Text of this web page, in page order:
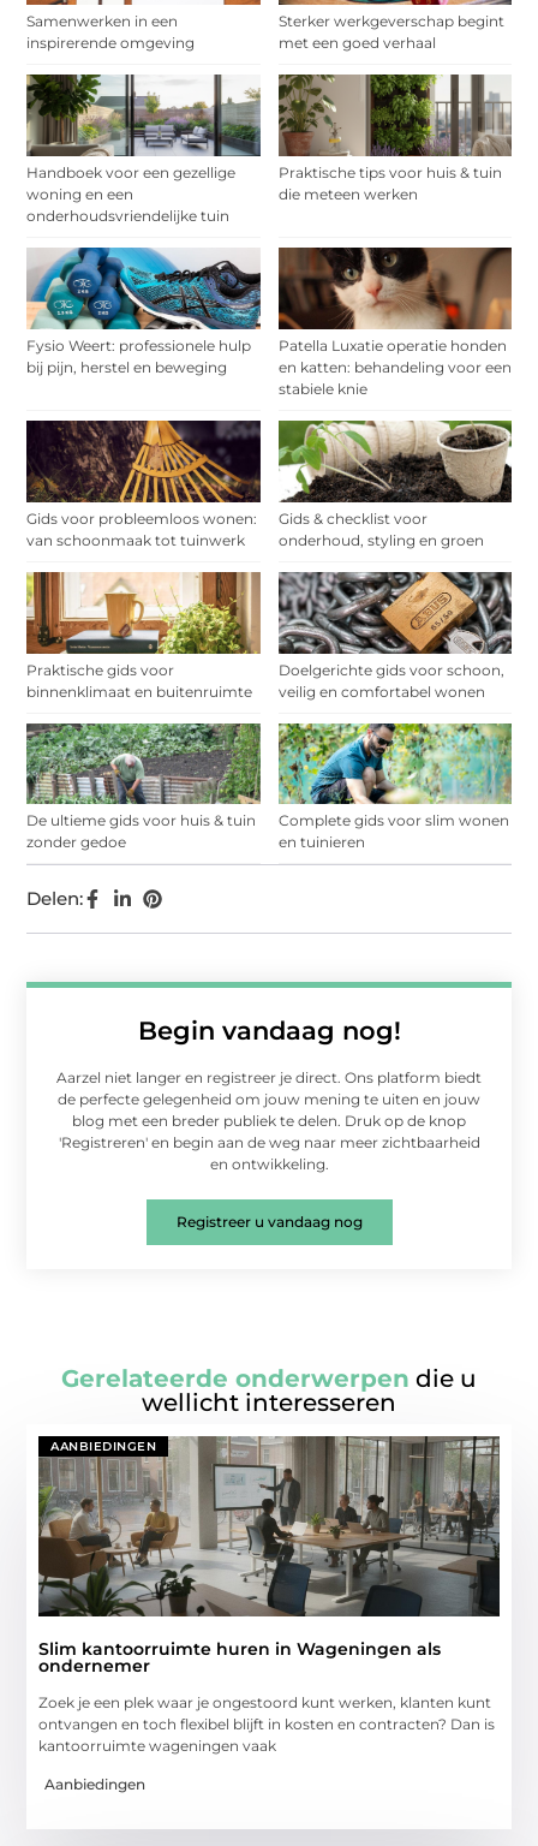
Samenwerken in een
inspirerende omgeving
Sterker werkgeverschap begint
met een goed verhaal
Handboek voor een gezellige
woning en een
onderhoudsvriendelijke tuin
Praktische tips voor huis & tuin
die meteen werken
Fysio Weert: professionele hulp
bij pijn, herstel en beweging
Patella Luxatie operatie honden
en katten: behandeling voor een
stabiele knie
Gids voor probleemloos wonen:
van schoonmaak tot tuinwerk
Gids & checklist voor
onderhoud, styling en groen
Praktische gids voor
binnenklimaat en buitenruimte
Doelgerichte gids voor schoon,
veilig en comfortabel wonen
De ultieme gids voor huis & tuin
zonder gedoe
Complete gids voor slim wonen
en tuinieren
Begin vandaag nog!
Aarzel niet langer en registreer je direct. Ons platform biedt
de perfecte gelegenheid om jouw mening te uiten en jouw
blog met een breder publiek te delen. Druk op de knop
'Registreren' en begin aan de weg naar meer zichtbaarheid
en ontwikkeling.
Registreer u vandaag nog
Delen:
Gerelateerde onderwerpen die u
wellicht interesseren
AANBIEDINGEN
Slim kantoorruimte huren in Wageningen als
ondernemer
Zoek je een plek waar je ongestoord kunt werken, klanten kunt
ontvangen en toch flexibel blijft in kosten en contracten? Dan is
kantoorruimte wageningen vaak
Aanbiedingen